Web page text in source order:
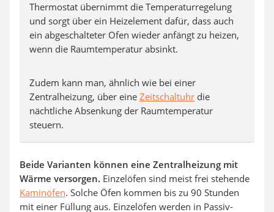
Thermostat übernimmt die Temperaturregelung
und sorgt über ein Heizelement dafür, dass auch
ein abgeschalteter Ofen wieder anfängt zu heizen,
wenn die Raumtemperatur absinkt.
Zudem kann man, ähnlich wie bei einer
Zentralheizung, über eine Zeitschaltuhr die
nächtliche Absenkung der Raumtemperatur
steuern.
Beide Varianten können eine Zentralheizung mit
Wärme versorgen. Einzelöfen sind meist frei stehende
Kaminöfen. Solche Öfen kommen bis zu 90 Stunden
mit einer Füllung aus. Einzelöfen werden in Passiv-